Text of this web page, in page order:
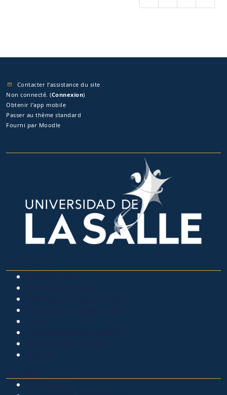
(actuel)
Contacter l’assistance du site
Non connecté. (Connexion)
Obtenir l’app mobile
Passer au thème standard
Fourni par Moodle